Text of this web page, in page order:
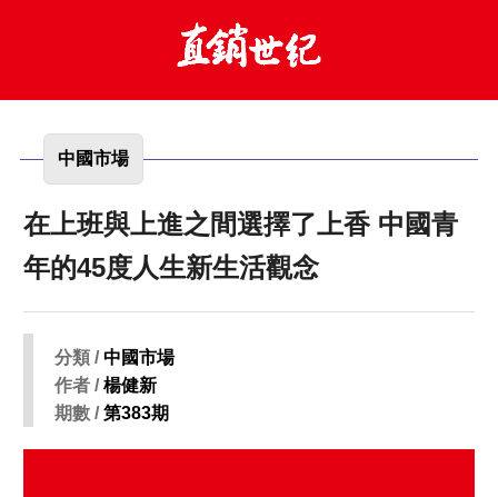
中國市場
在上班與上進之間選擇了上香 中國青
年的45度人生新生活觀念
分類 /中國市場
作者 /楊健新
期數 /第383期